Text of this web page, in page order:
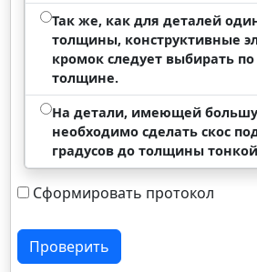
Так же, как для деталей
толщины, конструктивные
кромок следует выбирать
толщине.
На детали, имеющей
необходимо сделать скос
градусов до толщины
Сформировать протокол
Проверить